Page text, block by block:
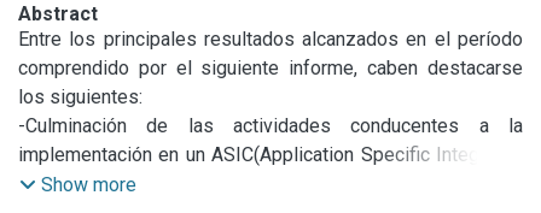
Abstract
Entre los principales resultados alcanzados en el período
comprendido por el siguiente informe, caben destacarse
los siguientes:
-Culminación de las actividades conducentes a la
implementación en un ASIC(Application Specific Integrated
Circuit) de una técnica de identificación no lineal
Show more